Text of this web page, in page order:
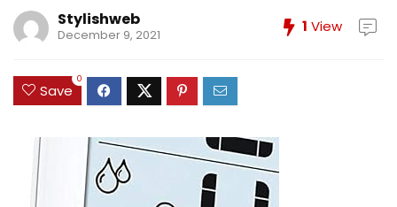
Stylishweb
December 9, 2021 1 View
Save
0